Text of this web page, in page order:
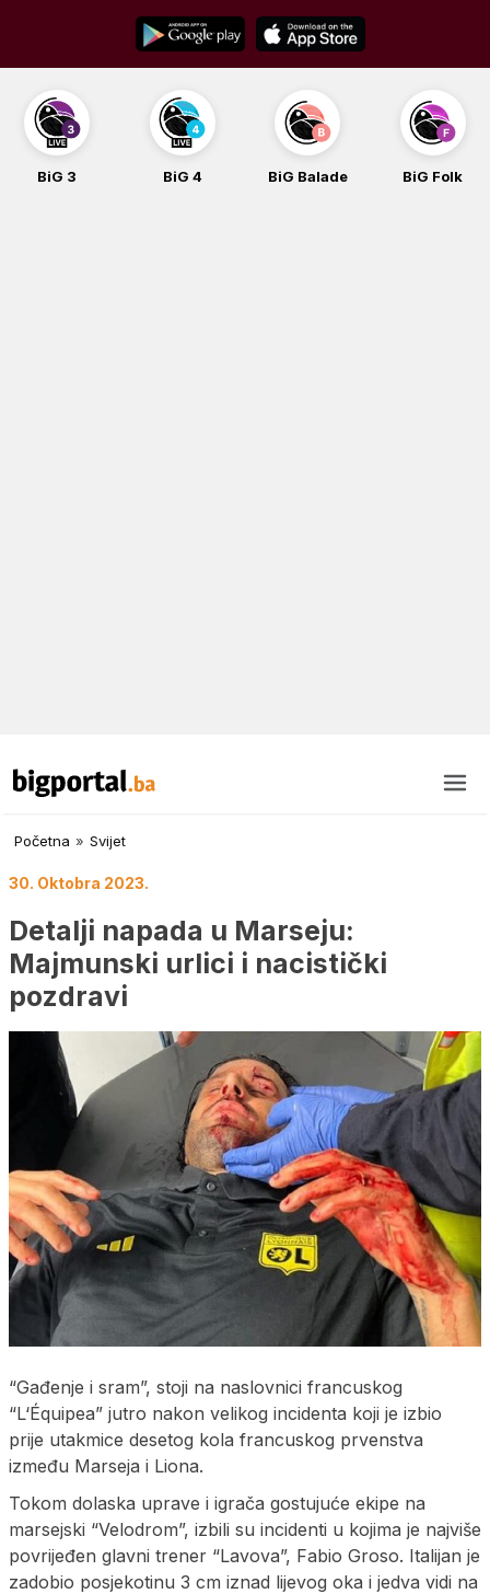
content
BiG 4 BiG Balade BiG Folk BiG iG
Početna » Svijet
30. Oktobra 2023.
Detalji napada u Marseju:
Majmunski urlici i nacistički
pozdravi
“Gađenje i sram”, stoji na naslovnici francuskog
“L‘Équipea” jutro nakon velikog incidenta koji je izbio
prije utakmice desetog kola francuskog prvenstva
između Marseja i Liona.
Tokom dolaska uprave i igrača gostujuće ekipe na
marsejski “Velodrom”, izbili su incidenti u kojima je najviše
povrijeđen glavni trener “Lavova”, Fabio Groso. Italijan je
zadobio posjekotinu 3 cm iznad lijevog oka i jedva vidi na